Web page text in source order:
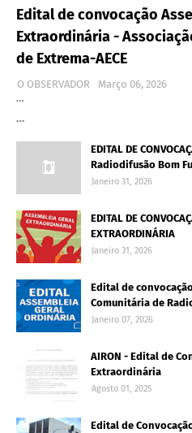
Edital de convocação
Extraordinária -
de Extrema-AECE
O OBSERVADOR
Março 06, 2026
…
…
EDITAL DE
Radiodifusão Bom
Janeiro 31, 2026
EDITAL DE
EXTRAORDINÁRIA
Janeiro 31, 2026
Edital de
Comunitária de
Janeiro 07, 2026
AIRON - Edital de
Extraordinária
Agosto 01, 2025
Edital de